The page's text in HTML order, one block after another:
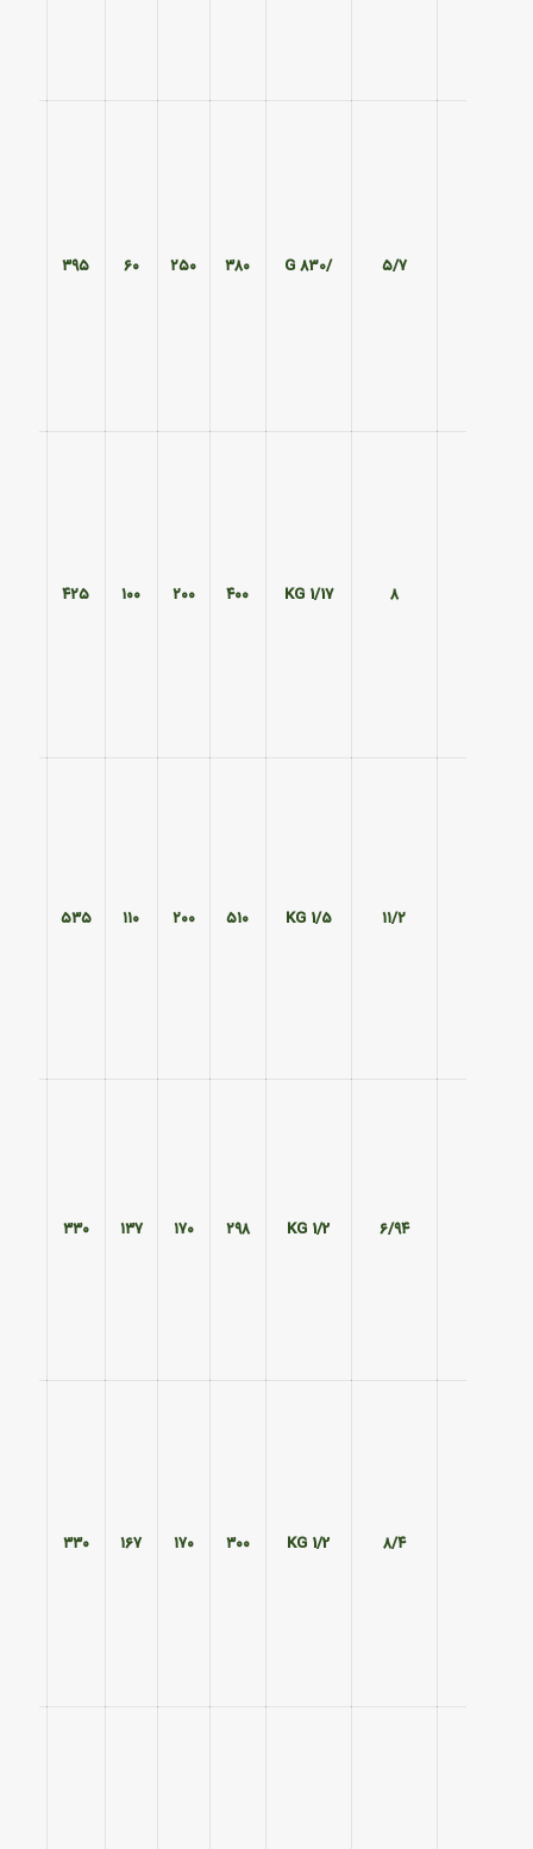
۵/۷ /830 G ۳۸۰ ۲۵۰ ۶۰ ۳۹۵
۸ 1/17 KG ۴۰۰ ۲۰۰ ۱۰۰ ۴۲۵
۱۱/۲ 1/5 KG ۵۱۰ ۲۰۰ ۱۱۰ ۵۳۵
۶/۹۴ 1/2 KG ۲۹۸ ۱۷۰ ۱۳۷ ۳۳۰
۸/۴ 1/2 KG ۳۰۰ ۱۷۰ ۱۶۷ ۳۳۰